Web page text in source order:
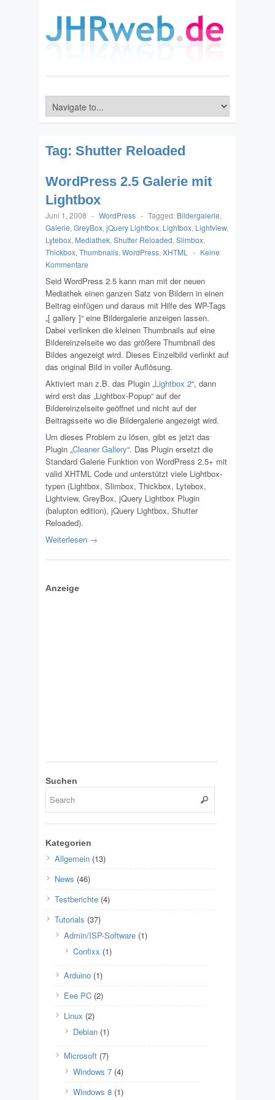
Tag: Shutter Reloaded
WordPress 2.5 Galerie mit
Lightbox
Juni 1, 2008 - WordPress - Tagged: Bildergalerie,
Galerie, GreyBox, jQuery Lightbox, Lightbox, Lightview,
Lytebox, Mediathek, Shutter Reloaded, Slimbox,
Thickbox, Thumbnails, WordPress, XHTML - Keine
Kommentare
Seid WordPress 2.5 kann man mit der neuen
Mediathek einen ganzen Satz von Bildern in einen
Beitrag einfügen und daraus mit Hilfe des WP-Tags
„[ gallery ]“ eine Bildergalerie anzeigen lassen.
Dabei verlinken die kleinen Thumbnails auf eine
Bildereinzelseite wo das größere Thumbnail des
Bildes angezeigt wird. Dieses Einzelbild verlinkt auf
das original Bild in voller Auflösung.
Aktiviert man z.B. das Plugin „Lightbox 2“, dann
wird erst das „Lightbox-Popup“ auf der
Bildereinzelseite geöffnet und nicht auf der
Beitragsseite wo die Bildergalerie angezeigt wird.
Um dieses Problem zu lösen, gibt es jetzt das
Plugin „Cleaner Gallery“. Das Plugin ersetzt die
Standard Galerie Funktion von WordPress 2.5+ mit
valid XHTML Code und unterstützt viele Lightbox-
typen (Lightbox, Slimbox, Thickbox, Lytebox,
Lightview, GreyBox, jQuery Lightbox Plugin
(balupton edition), jQuery Lightbox, Shutter
Reloaded).
Weiterlesen →
Anzeige
Suchen
Kategorien
Allgemein (13)
News (46)
Testberichte (4)
Tutorials (37)
Admin/ISP-Software (1)
Confixx (1)
Arduino (1)
Eee PC (2)
Linux (2)
Debian (1)
Microsoft (7)
Windows 7 (4)
Windows 8 (1)